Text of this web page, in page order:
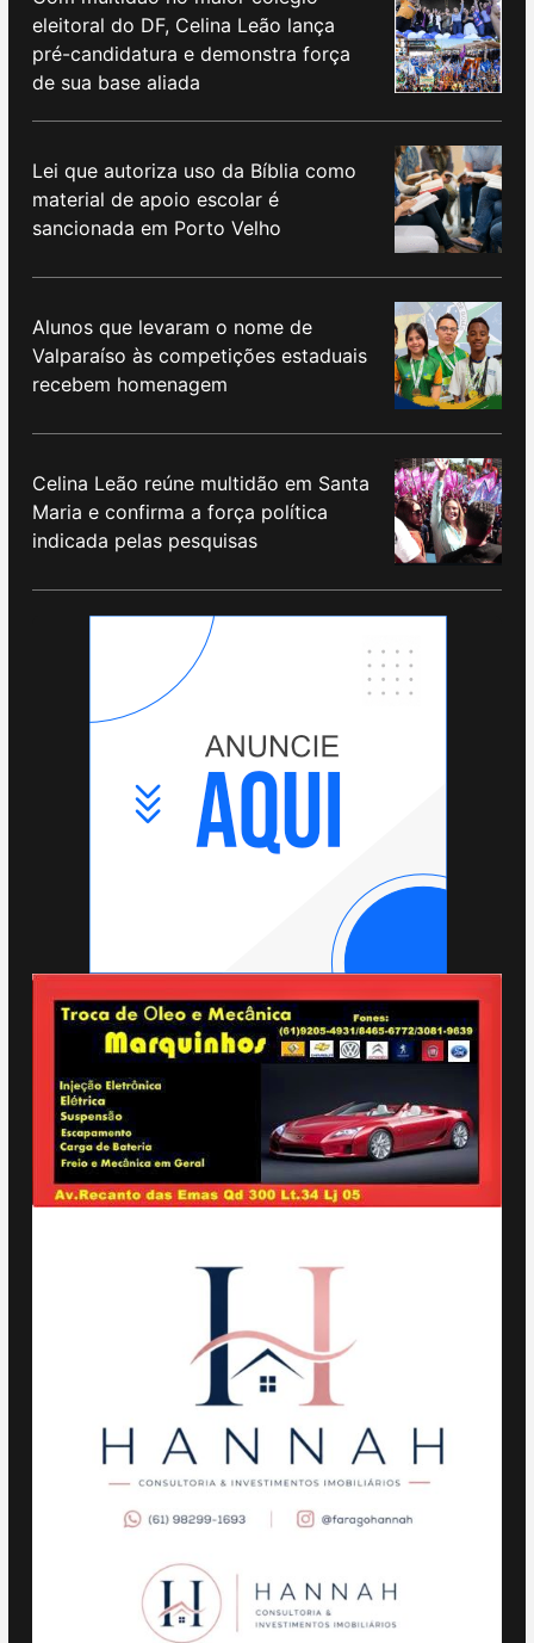
eleitoral do DF, Celina Leão lança
pré-candidatura e demonstra força
de sua base aliada
Lei que autoriza uso da Bíblia como
material de apoio escolar é
sancionada em Porto Velho
Alunos que levaram o nome de
Valparaíso às competições estaduais
recebem homenagem
Celina Leão reúne multidão em Santa
Maria e confirma a força política
indicada pelas pesquisas